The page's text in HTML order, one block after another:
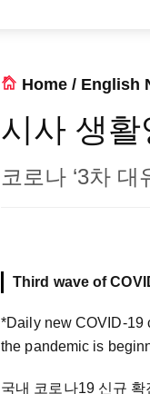
Home / English
시사 생활
코로나 ‘3차 대
*Daily new COVID-19
the pandemic is
국내 코로나19 신규